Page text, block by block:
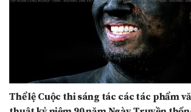
Thể lệ Cuộc thi sáng tác các tác phẩm